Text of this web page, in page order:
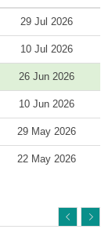
29 Jul 2026
10 Jul 2026
26 Jun 2026
10 Jun 2026
29 May 2026
22 May 2026